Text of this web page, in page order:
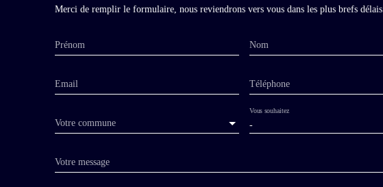
Merci de remplir le formulaire, nous reviendrons vers vous dans les plus brefs délais.
Prénom Nom
Email Téléphone
Votre commune -
Vous souhaitez
Votre message